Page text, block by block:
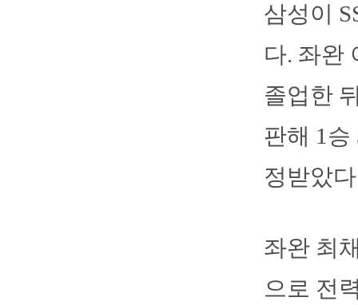
삼성이
다. 좌완
졸업한
판해 1승
정받았
좌완 최
으로 전